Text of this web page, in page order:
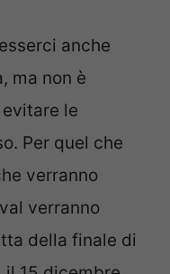
anche
ma non è
le
Per quel che
verranno
verranno
della finale di